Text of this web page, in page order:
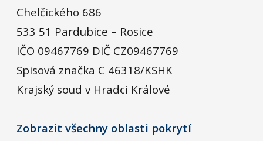
Chelčického 686
533 51 Pardubice – Rosice
IČO 09467769 DIČ CZ09467769
Spisová značka C 46318/KSHK
Krajský soud v Hradci Králové
Zobrazit všechny oblasti pokrytí